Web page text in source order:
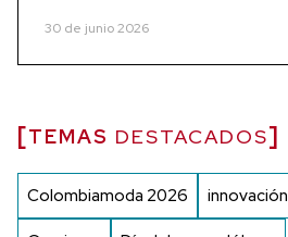
30 de junio 2026
TEMAS DESTACADOS
Colombiamoda 2026 innovación